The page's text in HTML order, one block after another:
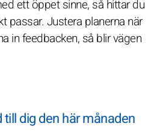
ett öppet sinne, så hittar du
passar. Justera planerna när
in feedbacken, så blir vägen
till dig den här månaden